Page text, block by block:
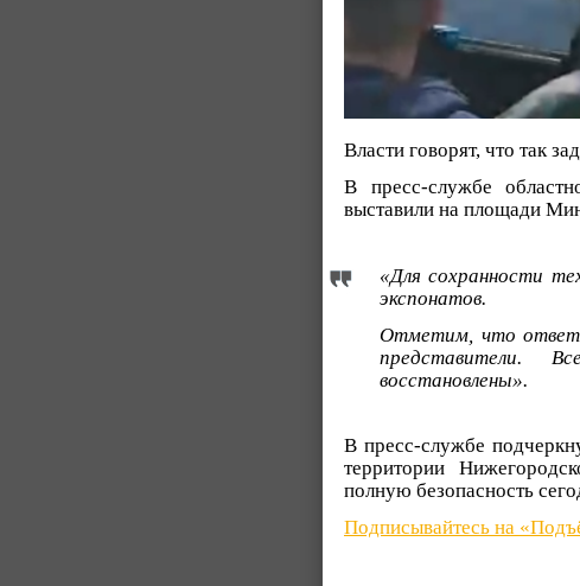
Власти говорят, что так
В пресс-службе
выставили на площади
«Для сохранности
экспонатов.
Отметим, что
представители.
восстановлены».
В пресс-службе
территории
полную безопасность
Подписывайтесь на